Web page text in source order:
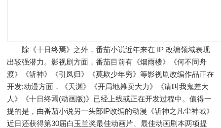
除《十日终焉》之外，番茄小说近年来在 IP 改编领域表现
出较强潜力。影视剧方面，番茄目前有《烟雨楼》《何不同舟
渡》《斩神》《引凤归》《莫欺少年穷》等影视剧改编作品正在
开发;动漫方面，《天渊》《开局地摊卖大力》《请叫我鬼差大
人》《十日终焉(动画版)》已经上线或正在开发过程中。值得一
提的是，由番茄小说另一头部IP改编的动漫《斩神之凡尘神域》
近日还获得第30届白玉兰奖最佳动画片、最佳动画剧本两项提